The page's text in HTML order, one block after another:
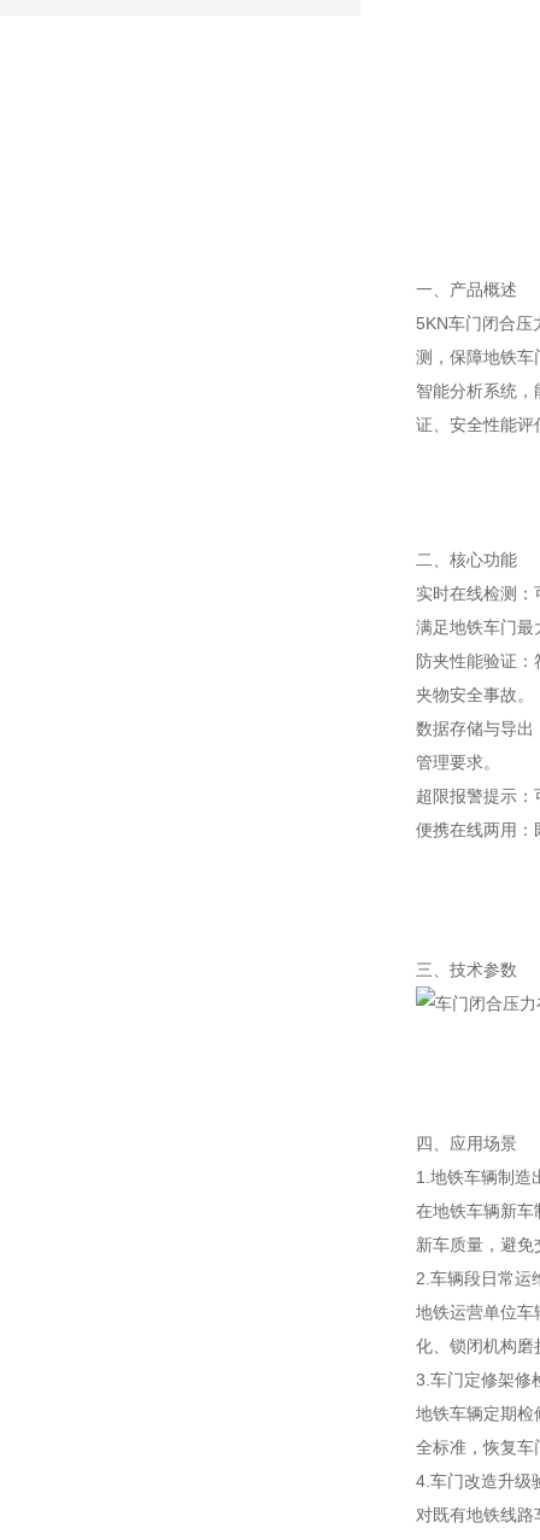
一、产品概述
5KN车门闭合压
测，保障地铁车
智能分析系统
证、安全性能评
二、核心功能
实时在线检测
满足地铁车门最
防夹性能验证
夹物安全事故。
数据存储与导出
管理要求。
超限报警提示
便携在线两用：
三、技术参数
四、应用场景
1.地铁车辆制造
在地铁车辆新车
新车质量，避
2.车辆段日常运
地铁运营单位车
化、锁闭机构磨
3.车门定修架修
地铁车辆定期检
全标准，恢复车
4.车门改造升级
对既有地铁线路